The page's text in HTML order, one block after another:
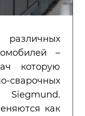
–
которую
как